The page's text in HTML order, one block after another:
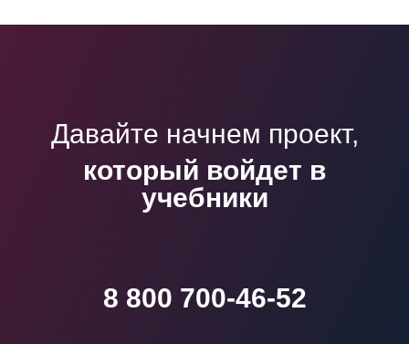
Давайте начнем проект,
который всем
запомнится
8 800 700-46-52